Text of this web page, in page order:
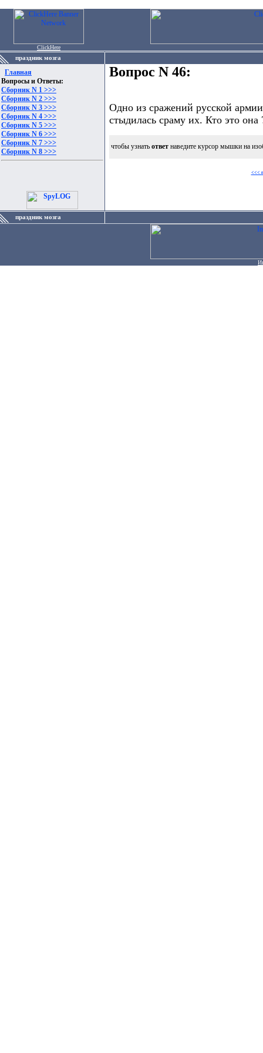
ClickHere
праздник мозга
Главная
Вопросы и Ответы:
Сборник N 1 >>>
Сборник N 2 >>>
Сборник N 3 >>>
Сборник N 4 >>>
Сборник N 5 >>>
Сборник N 6 >>>
Сборник N 7 >>>
Сборник N 8 >>>
Вопрос N 46:
Одно из сражений русской
стыдилась сраму их. Кто это она
чтобы узнать ответ наведите курсор мышки на
<<<
праздник мозга